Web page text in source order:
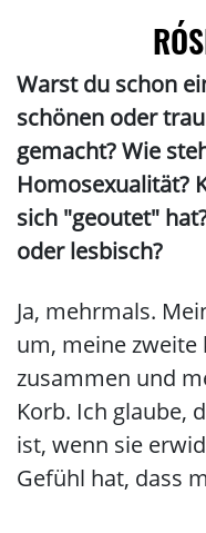
Warst du schon
schönen oder
gemacht? Wie
Homosexualität?
sich "geoutet"
oder lesbisch?
Ja, mehrmals.
um, meine
zusammen und
Korb. Ich glaube,
ist, wenn sie
Gefühl hat, dass